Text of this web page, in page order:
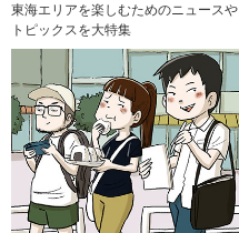
東海エリアを楽しむためのニュースや
トピックスを大特集